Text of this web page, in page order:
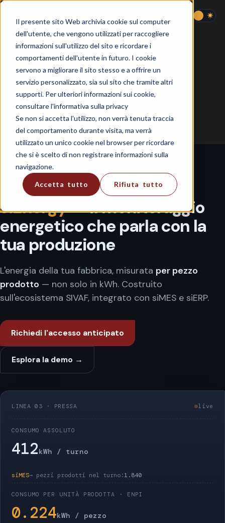
Il presente sito Web archivia cookie sul computer
dell'utente, che vengono utilizzati per raccogliere
informazioni sull'utilizzo del sito e ricordare i
comportamenti dell'utente in futuro. I cookie
servono a migliorare il sito stesso e a offrire un
servizio personalizzato, sia sul sito che tramite altri
supporti. Per ulteriori informazioni sui cookie,
consultare l'informativa sulla privacy
Se non si accetta l'utilizzo, non verrà tenuta traccia
del comportamento durante visita, ma verrà
utilizzato un unico cookie nel browser per ricordare
che si è scelto di non registrare informazioni sulla
navigazione.
Accetta tutto Rifiuta tutto
IN ARRIVO · PRE-LANCIO
siEnergy— il monitoraggio
energetico che parla con la
tua produzione
L'energia della tua fabbrica, misurata per pezzo
prodotto — non solo in kWh. Costruito
sull'ecosistema SIVAF, integrato con siMES e siERP.
Richiedi l'accesso anticipato
Esplora la demo →
LINEA 03 · PRESSA live
CONSUMO ASSOLUTO
412kWh / turno
siMES→ pezzi prodotti nel turno:1.840
CONSUMO PER UNITÀ PRODOTTA · ENPI
0.224kWh / pezzo